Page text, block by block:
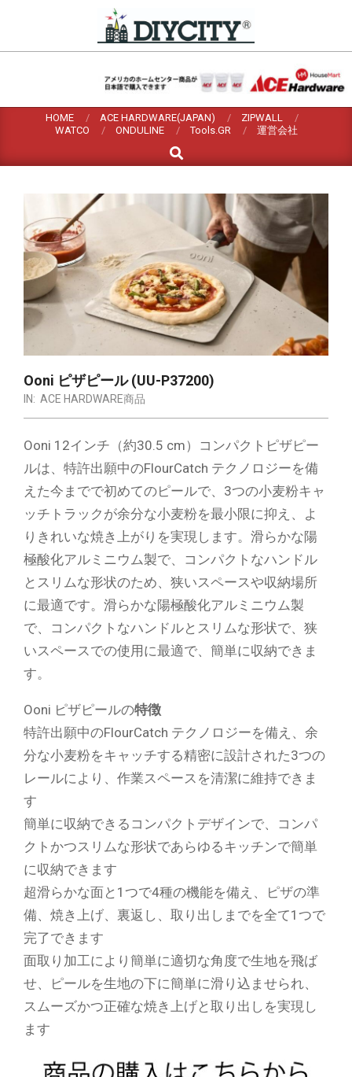
content
HOME ACE HARDWARE(JAPAN)
ZIPWALL
WATCO
ONDULINE Tools.GR
運営会社
Search
Ooni ピザピール (UU-P37200)
IN: ACE HARDWARE商品
Ooni 12インチ（約30.5 cm）コンパクトピザピー
ルは、特許出願中のFlourCatch テクノロジーを備
えた今までで初めてのピールで、3つの小麦粉キャ
ッチトラックが余分な小麦粉を最小限に抑え、よ
りきれいな焼き上がりを実現します。滑らかな陽
極酸化アルミニウム製で、コンパクトなハンドル
とスリムな形状のため、狭いスペースや収納場所
に最適です。滑らかな陽極酸化アルミニウム製
で、コンパクトなハンドルとスリムな形状で、狭
いスペースでの使用に最適で、簡単に収納できま
す。
Ooni ピザピールの特徴
特許出願中のFlourCatch テクノロジーを備え、余
分な小麦粉をキャッチする精密に設計された3つの
レールにより、作業スペースを清潔に維持できま
す
簡単に収納できるコンパクトデザインで、コンパ
クトかつスリムな形状であらゆるキッチンで簡単
に収納できます
超滑らかな面と1つで4種の機能を備え、ピザの準
備、焼き上げ、裏返し、取り出しまでを全て1つで
完了できます
面取り加工により簡単に適切な角度で生地を飛ば
せ、ピールを生地の下に簡単に滑り込ませられ、
スムーズかつ正確な焼き上げと取り出しを実現し
ます